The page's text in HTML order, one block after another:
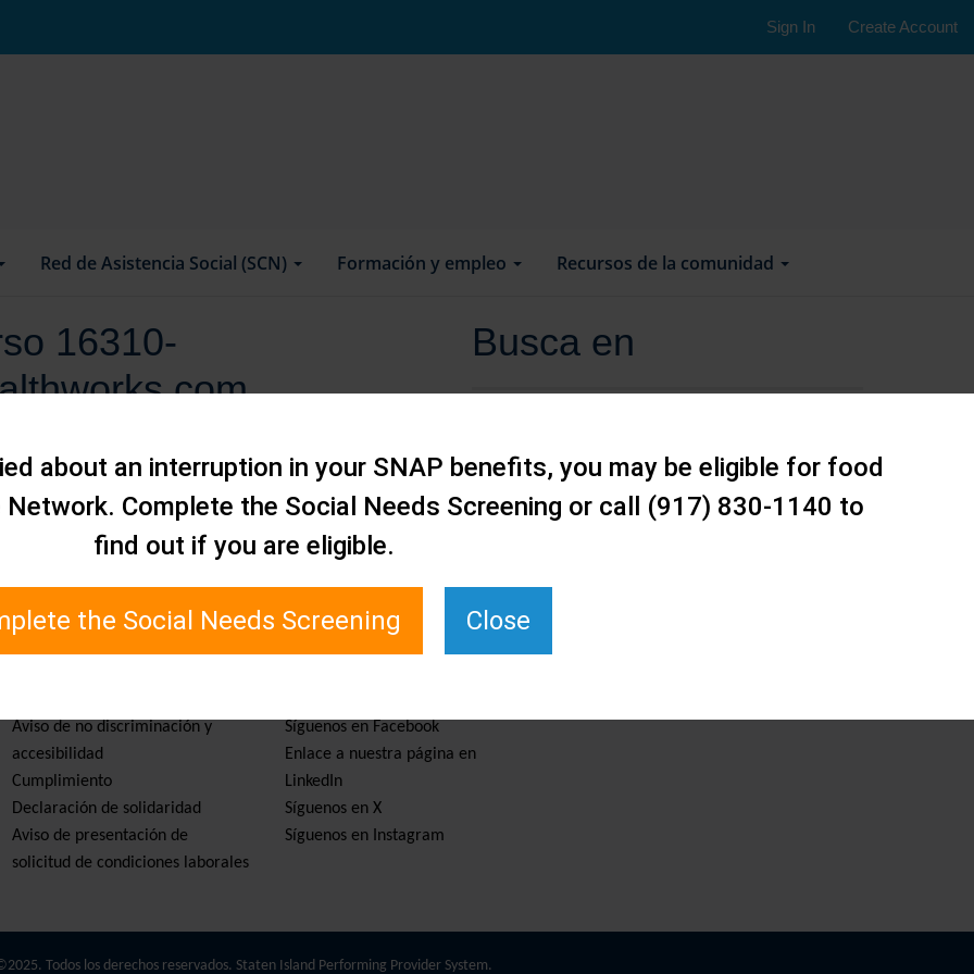
Red de Asistencia Social (SCN) Formación y empleo Recursos de la comunidad
16310-
Busca en
Aviso de no discriminación y
accesibilidad
Cumplimiento
Declaración de solidaridad
Aviso de presentación de
solicitud de condiciones laborales
Síguenos en Facebook
Enlace a nuestra página en
LinkedIn
Síguenos en X
Síguenos en Instagram
Todos los derechos reservados. Staten Island Performing Provider System.
Sign In Create Account
about an interruption in your SNAP benefits, you may be eligible for food
Complete the Social Needs Screening or call (917) 830-1140 to
find out if you are eligible.
the Social Needs Screening Close